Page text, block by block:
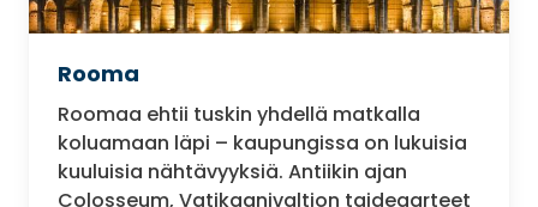
Rooma
Roomaa ehtii tuskin yhdellä matkalla
koluamaan läpi – kaupungissa on lukuisia
kuuluisia nähtävyyksiä. Antiikin ajan
Colosseum, Vatikaanivaltion taideaarteet